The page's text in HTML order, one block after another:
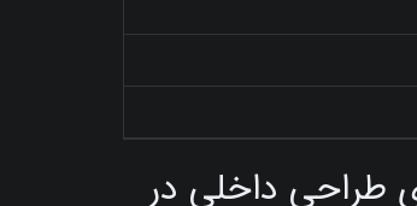
طراحی داخلی در